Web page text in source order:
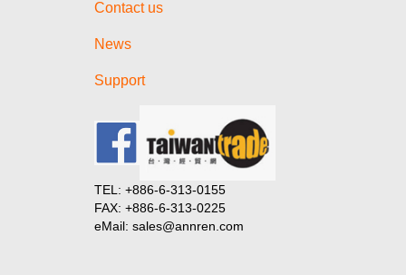
Contact us
News
Support
TEL: +886-6-313-0155
FAX: +886-6-313-0225
eMail: sales@annren.com